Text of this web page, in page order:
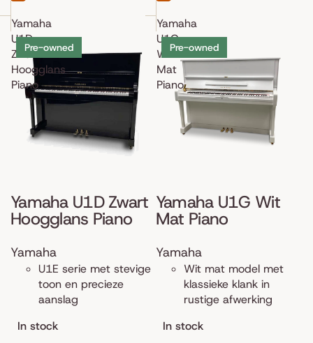
Yamaha
U1D
Zwart
Hoogglans
Piano
Pre-owned
Yamaha U1D Zwart
Hoogglans Piano
Yamaha
U1E serie met stevige
toon en precieze
aanslag
In stock
Yamaha
U1G
Wit
Mat
Piano
Pre-owned
Yamaha U1G Wit
Mat Piano
Yamaha
Wit mat model met
klassieke klank in
rustige afwerking
In stock